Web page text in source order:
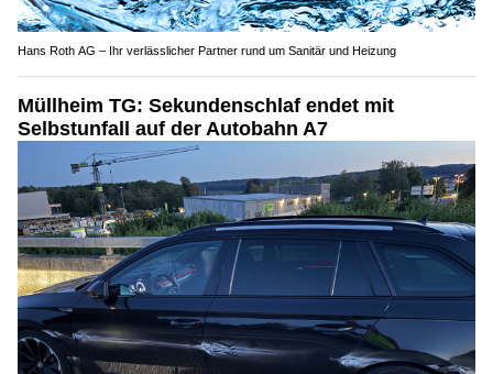
Hans Roth AG – Ihr verlässlicher Partner rund um Sanitär und Heizung
Müllheim TG: Sekundenschlaf endet mit
Selbstunfall auf der Autobahn A7